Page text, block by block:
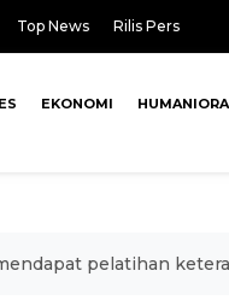
Top News Rilis Pers
EKONOMI HUMANIORA
pelatihan